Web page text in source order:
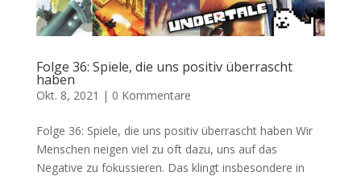
Folge 36: Spiele, die uns positiv überrascht
haben
Okt. 8, 2021 | 0 Kommentare
Folge 36: Spiele, die uns positiv überrascht haben Wir
Menschen neigen viel zu oft dazu, uns auf das
Negative zu fokussieren. Das klingt insbesondere in